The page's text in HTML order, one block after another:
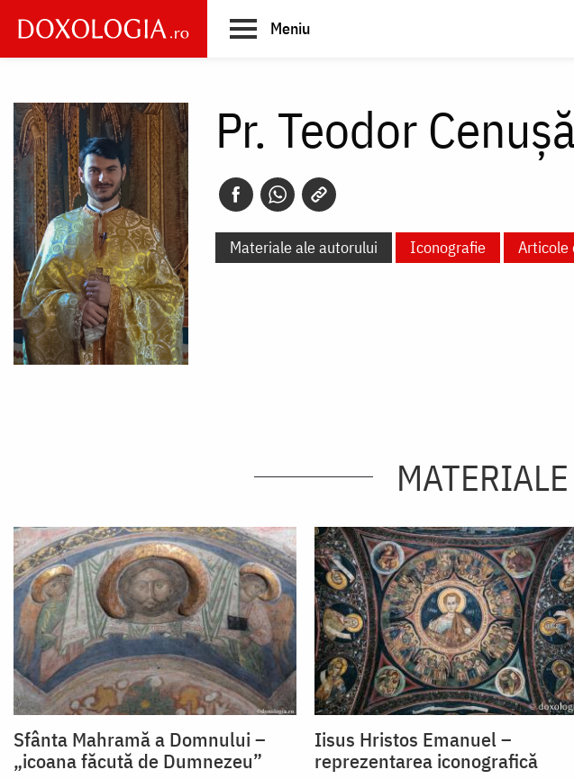
main
Meniu
Pr. Teodor Cenușă
Materiale ale autorului Iconografie Articole
Sfânta Mahramă a Domnului –
„icoana făcută de Dumnezeu”
Iisus Hristos Emanuel –
reprezentarea iconografică